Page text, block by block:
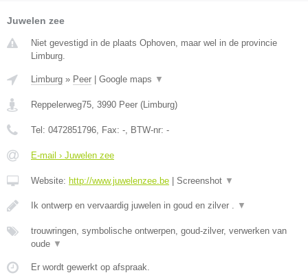
Juwelen zee
Niet gevestigd in de plaats Ophoven, maar wel in de provincie
Limburg.
Limburg » Peer Google maps ▼
Reppelerweg75, 3990 Peer (Limburg)
Tel: 0472851796, Fax: -, BTW-nr: -
E-mail › Juwelen zee
Website: http://www.juwelenzee.be Screenshot ▼
Ik ontwerp en vervaardig juwelen in goud en zilver . ▼
trouwringen, symbolische ontwerpen, goud-zilver, verwerken van
oude ▼
Er wordt gewerkt op afspraak.